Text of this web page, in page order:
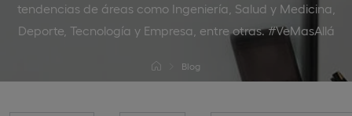
tendencias de áreas como Ingeniería, Salud y Medicina,
Deporte, Tecnología y Empresa, entre otras. #VeMasAllá
Blog